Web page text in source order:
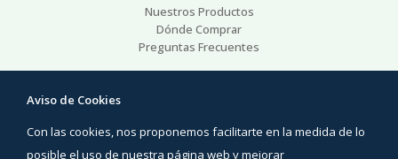
Nuestros Productos
Dónde Comprar
Preguntas Frecuentes
Áreas de interés
Contacto
Aviso de Cookies
Con las cookies, nos proponemos facilitarte en la medida de lo
posible el uso de nuestra página web y mejorar